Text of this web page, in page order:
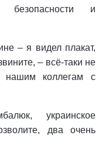
безопасности и
– я видел плакат,
– всё-таки не
нашим коллегам с
украинское
два очень